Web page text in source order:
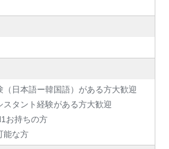
（日本語ー韓国語）がある方大歓迎
スタント経験がある方大歓迎
お持ちの方
能な方